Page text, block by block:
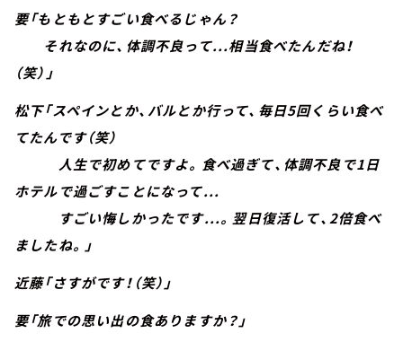
要「もともとすごい食べるじゃん？
それなのに、体調不良って...相当食べたんだね！
（笑）」
松下「スペインとか、バルとか行って、毎日5回くらい食べ
てたんです（笑）
人生で初めてですよ。食べ過ぎて、体調不良で1日
ホテルで過ごすことになって...
すごい悔しかったです...。翌日復活して、2倍食べ
ましたね。」
近藤「さすがです！（笑）」
要「旅での思い出の食ありますか？」